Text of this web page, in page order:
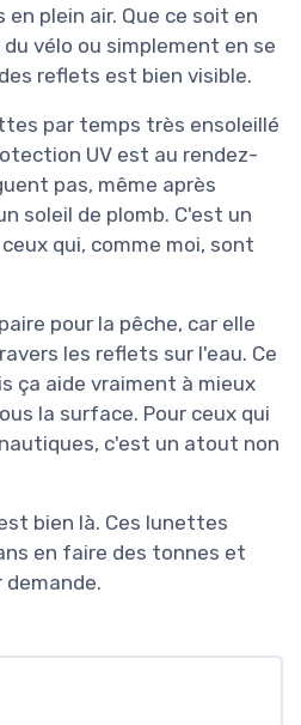
plein air. Que ce soit en
vélo ou simplement en se
reflets est bien visible.
par temps très ensoleillé
UV est au rendez-
pas, même après
soleil de plomb. C'est un
qui, comme moi, sont
pour la pêche, car elle
les reflets sur l'eau. Ce
ça aide vraiment à mieux
la surface. Pour ceux qui
c'est un atout non
bien là. Ces lunettes
en faire des tonnes et